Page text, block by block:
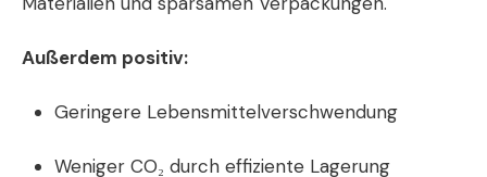
Außerdem positiv:
Geringere Lebensmittelverschwendung
Weniger CO₂ durch effiziente Lagerung